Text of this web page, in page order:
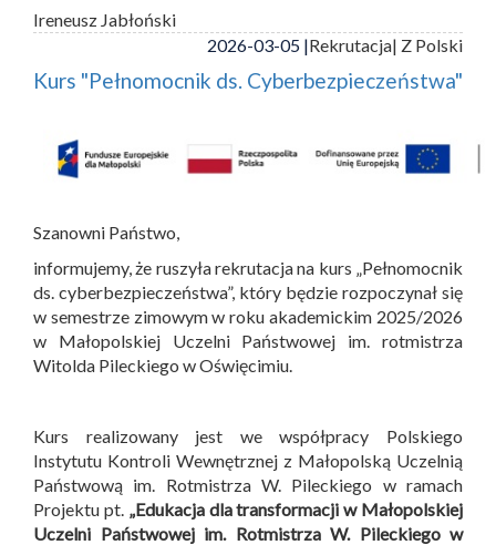
Ireneusz Jabłoński
2026-03-05 |Rekrutacja| Z Polski
Kurs "Pełnomocnik ds. Cyberbezpieczeństwa"
Szanowni Państwo,
informujemy, że ruszyła rekrutacja na kurs „Pełnomocnik
ds. cyberbezpieczeństwa”, który będzie rozpoczynał się
w semestrze zimowym w roku akademickim 2025/2026
w Małopolskiej Uczelni Państwowej im. rotmistrza
Witolda Pileckiego w Oświęcimiu.
Kurs realizowany jest we współpracy Polskiego
Instytutu Kontroli Wewnętrznej z Małopolską Uczelnią
Państwową im. Rotmistrza W. Pileckiego w ramach
Projektu pt. „Edukacja dla transformacji w Małopolskiej
Uczelni Państwowej im. Rotmistrza W. Pileckiego w